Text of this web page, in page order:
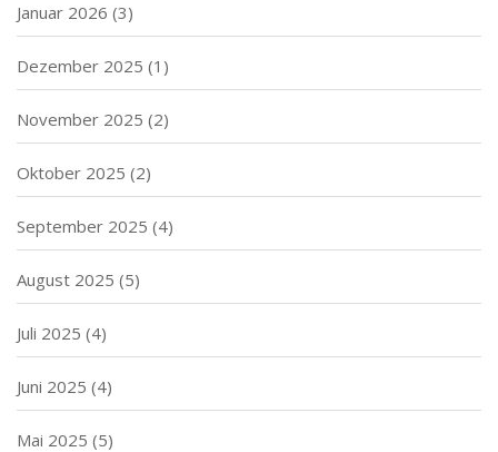
Januar 2026 (3)
Dezember 2025 (1)
November 2025 (2)
Oktober 2025 (2)
September 2025 (4)
August 2025 (5)
Juli 2025 (4)
Juni 2025 (4)
Mai 2025 (5)